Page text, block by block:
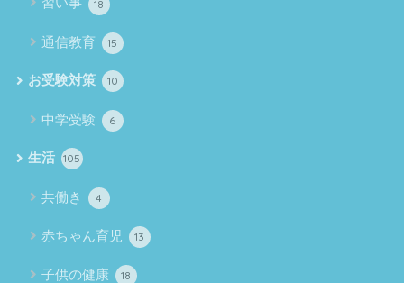
18
通信教育 15
お受験対策 10
中学受験 6
生活 105
共働き 4
赤ちゃん育児 13
子供の健康 18